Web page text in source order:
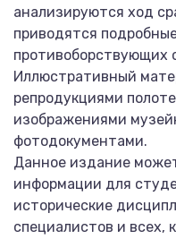
анализируются ход
приводятся
противоборствующих
Иллюстративный
репродукциями
изображениями
фотодокументами.
Данное издание
информации для
исторические
специалистов и всех,